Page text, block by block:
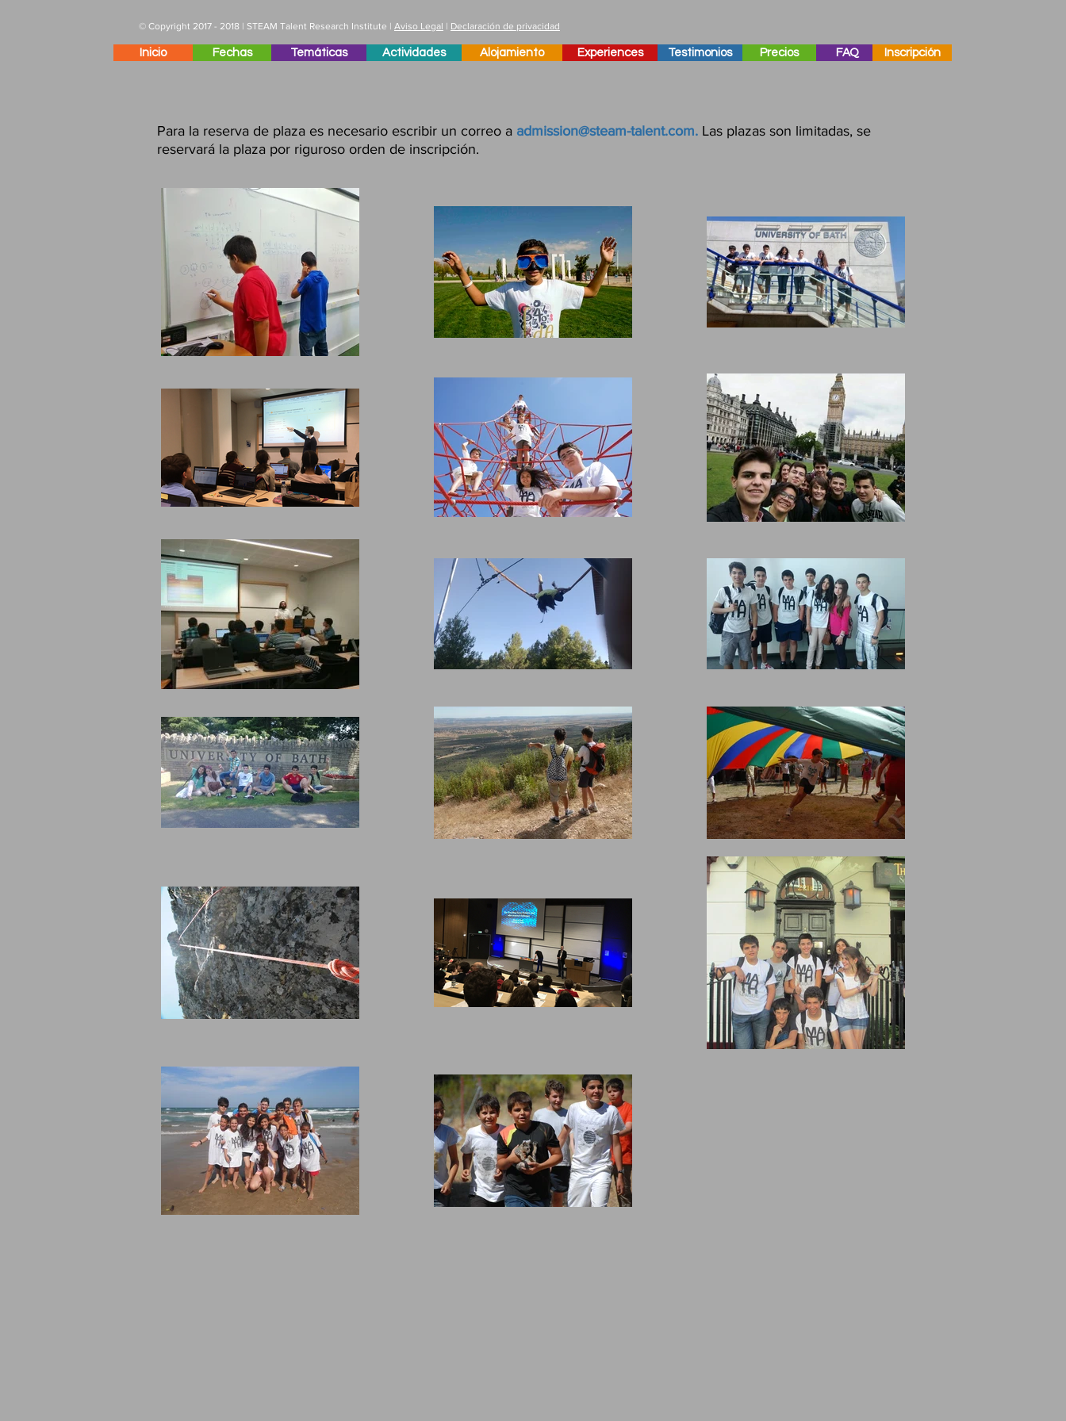
© Copyright 2017 - 2018 | STEAM Talent Research Institute | Aviso Legal | Declaración de privacidad
Para la reserva de plaza es necesario escribir un correo a admission@steam-talent.com. Las plazas son limitadas, se
reservará la plaza por riguroso orden de inscripción.
Inicio Fechas Temáticas Actividades Alojamiento Experiences Testimonios Precios FAQ Inscripción